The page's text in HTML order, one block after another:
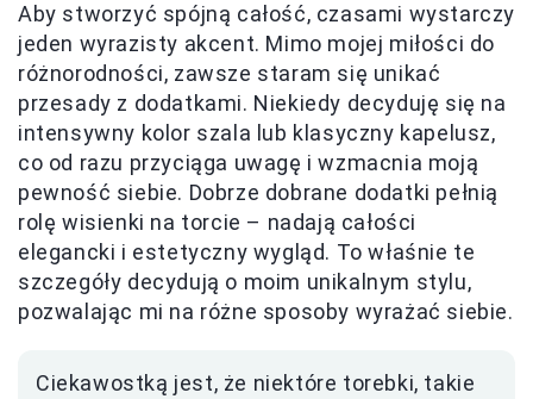
Aby stworzyć spójną całość, czasami wystarczy
jeden wyrazisty akcent. Mimo mojej miłości do
różnorodności, zawsze staram się unikać
przesady z dodatkami. Niekiedy decyduję się na
intensywny kolor szala lub klasyczny kapelusz,
co od razu przyciąga uwagę i wzmacnia moją
pewność siebie. Dobrze dobrane dodatki pełnią
rolę wisienki na torcie – nadają całości
elegancki i estetyczny wygląd. To właśnie te
szczegóły decydują o moim unikalnym stylu,
pozwalając mi na różne sposoby wyrażać siebie.
Ciekawostką jest, że niektóre torebki, takie